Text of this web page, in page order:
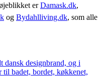
erDamask.dk,
og Bydahlliving.dk, som alle
dansk designbrand, og i
til badet, bordet, køkkenet,